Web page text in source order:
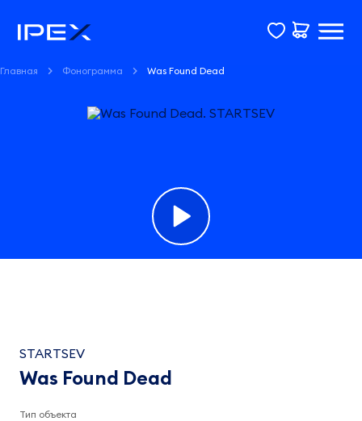
Главная Фонограмма Was Found Dead
Found
Dead
STARTSEV
4:14
STARTSEV
Was Found Dead
Тип объекта